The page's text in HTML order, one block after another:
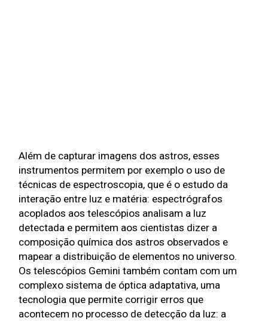
Além de capturar imagens dos astros, esses
instrumentos permitem por exemplo o uso de
técnicas de espectroscopia, que é o estudo da
interação entre luz e matéria: espectrógrafos
acoplados aos telescópios analisam a luz
detectada e permitem aos cientistas dizer a
composição química dos astros observados e
mapear a distribuição de elementos no universo.
Os telescópios Gemini também contam com um
complexo sistema de óptica adaptativa, uma
tecnologia que permite corrigir erros que
acontecem no processo de detecção da luz: a